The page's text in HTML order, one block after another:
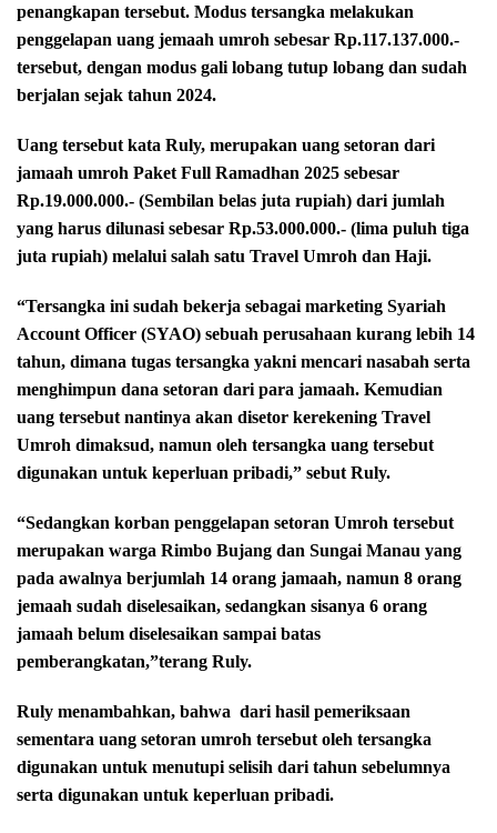
penangkapan tersebut. Modus tersangka melakukan
penggelapan uang jemaah umroh sebesar Rp.117.137.000.-
tersebut, dengan modus gali lobang tutup lobang dan sudah
berjalan sejak tahun 2024.
Uang tersebut kata Ruly, merupakan uang setoran dari
jamaah umroh Paket Full Ramadhan 2025 sebesar
Rp.19.000.000.- (Sembilan belas juta rupiah) dari jumlah
yang harus dilunasi sebesar Rp.53.000.000.- (lima puluh tiga
juta rupiah) melalui salah satu Travel Umroh dan Haji.
“Tersangka ini sudah bekerja sebagai marketing Syariah
Account Officer (SYAO) sebuah perusahaan kurang lebih 14
tahun, dimana tugas tersangka yakni mencari nasabah serta
menghimpun dana setoran dari para jamaah. Kemudian
uang tersebut nantinya akan disetor kerekening Travel
Umroh dimaksud, namun oleh tersangka uang tersebut
digunakan untuk keperluan pribadi,” sebut Ruly.
“Sedangkan korban penggelapan setoran Umroh tersebut
merupakan warga Rimbo Bujang dan Sungai Manau yang
pada awalnya berjumlah 14 orang jamaah, namun 8 orang
jemaah sudah diselesaikan, sedangkan sisanya 6 orang
jamaah belum diselesaikan sampai batas
pemberangkatan,”terang Ruly.
Ruly menambahkan, bahwa dari hasil pemeriksaan
sementara uang setoran umroh tersebut oleh tersangka
digunakan untuk menutupi selisih dari tahun sebelumnya
serta digunakan untuk keperluan pribadi.